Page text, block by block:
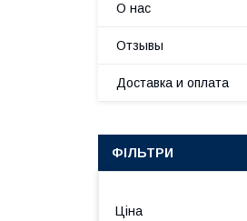
О нас
Отзывы
Доставка и оплата
ФІЛЬТРИ
Ціна